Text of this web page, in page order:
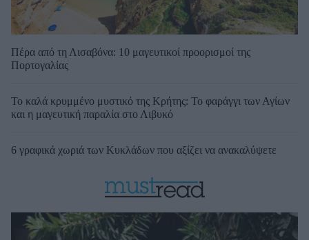
Πέρα από τη Λισαβόνα: 10 μαγευτικοί προορισμοί της
Πορτογαλίας
Το καλά κρυμμένο μυστικό της Κρήτης: Το φαράγγι των Αγίων
και η μαγευτική παραλία στο Λιβυκό
6 γραφικά χωριά των Κυκλάδων που αξίζει να ανακαλύψετε